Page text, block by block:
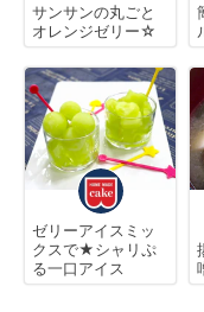
サンサンの丸ごと
オレンジゼリー☆
ゼリーアイスミッ
クスで★シャリぷ
る一口アイス